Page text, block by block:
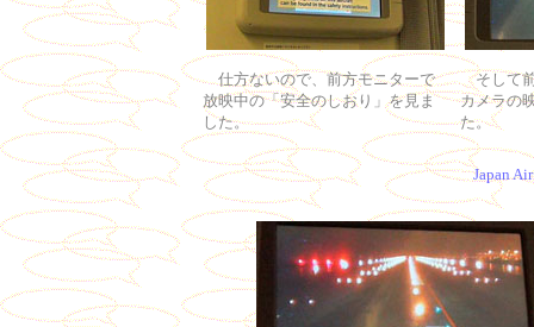
仕方ないので、前方モニターで
放映中の「安全のしおり」を見ま
した。
そして前
カメラの
た。
Japan